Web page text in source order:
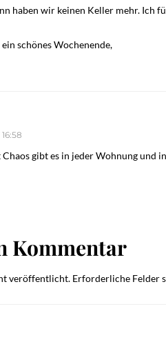
haben wir keinen Keller mehr. Ich
schönes Wochenende,
gibt es in jeder Wohnung und
Kommentar
veröffentlicht. Erforderliche Felder